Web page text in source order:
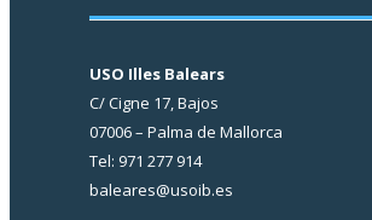
USO Illes Balears
C/ Cigne 17, Bajos
07006 – Palma de Mallorca
Tel: 971 277 914
baleares@usoib.es